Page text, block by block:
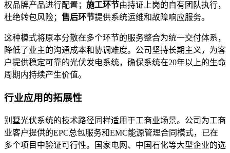
权品牌产品进行配置； 施工环节由持证上岗的自有团队执行，
杜绝转包风险； 售后环节提供系统运维和故障响应服务。
这种模式将原本分散在多个环节的服务整合为统一交付体系，
降低了业主的沟通成本和协调难度。公司坚持长期主义，为客
户提供稳定可靠的光伏发电系统，确保系统在20年以上的生命
周期内持续产生价值。
行业应用的拓展性
别墅光伏系统的技术路径同样适用于工商业场景。公司为工商
业客户提供的EPC总包服务和EMC能源管理合同模式，已在
多个项目中验证可行性。国家电网、中国石化等大型企业的选